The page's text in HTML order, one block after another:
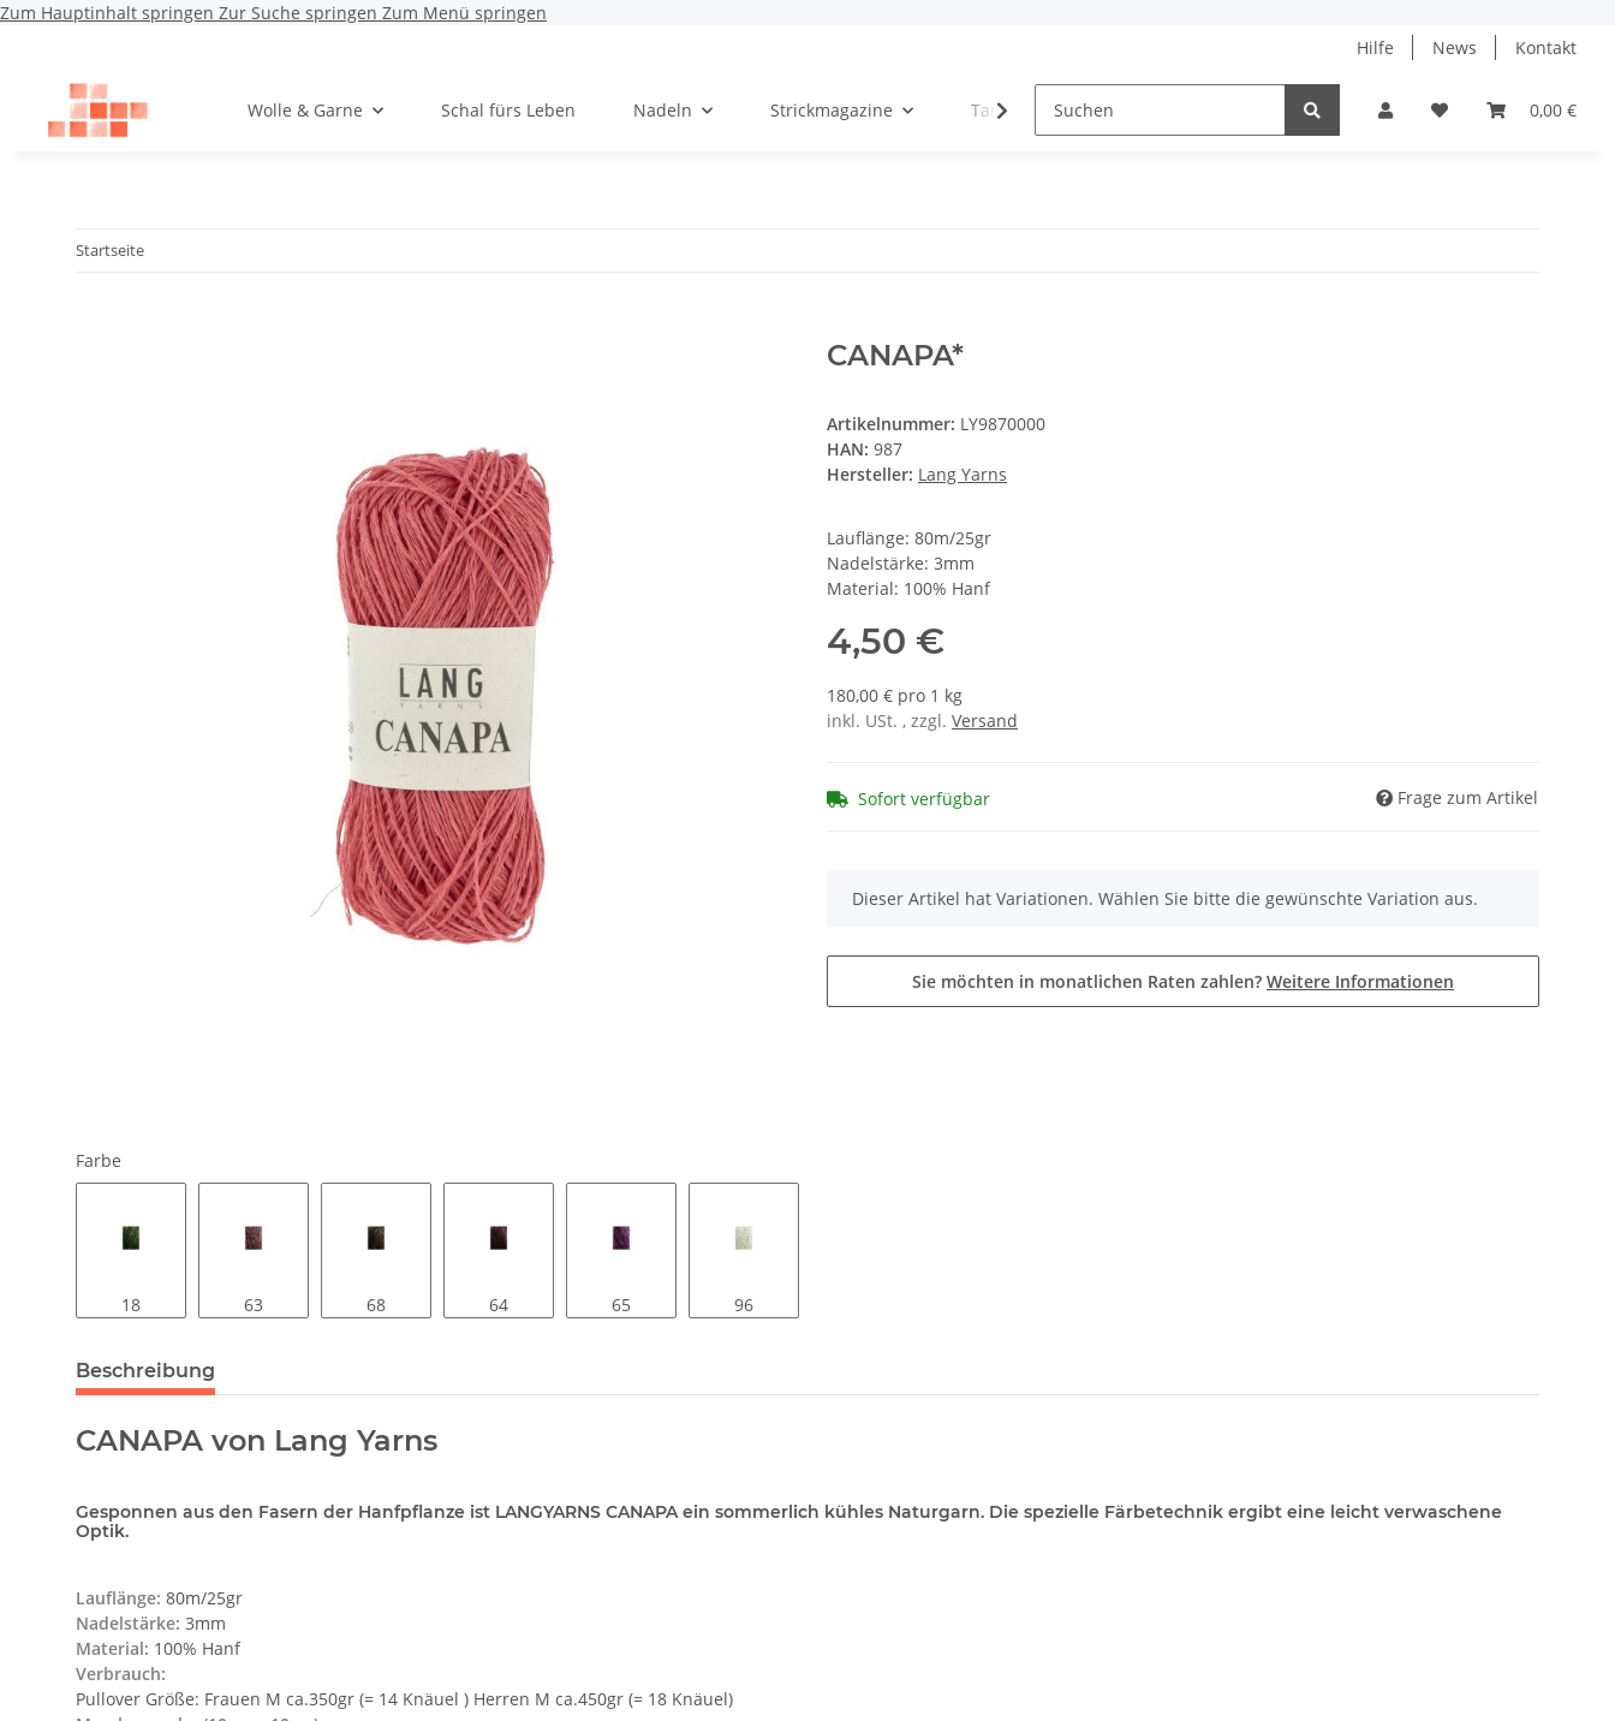
Zum Hauptinhalt springen Zur Suche springen Zum Menü springen
Hilfe News Kontakt
0,00 €
Wolle & Garne Schal fürs Leben Nadeln Strickmagazine Tanja Steinbach
Startseite
CANAPA*
Artikelnummer: LY9870000
HAN: 987
Hersteller: Lang Yarns
Lauflänge: 80m/25gr
Nadelstärke: 3mm
Material: 100% Hanf
4,50 €
180,00 € pro 1 kg
inkl. USt. , zzgl. Versand
Sofort verfügbar Frage zum Artikel
x
Dieser Artikel hat Variationen. Wählen Sie bitte die gewünschte Variation aus.
Sie möchten in monatlichen Raten zahlen? Weitere Informationen
Farbe
18 63 68 64 65 96
Beschreibung
CANAPA von Lang Yarns
Gesponnen aus den Fasern der Hanfpflanze ist LANGYARNS CANAPA ein sommerlich kühles Naturgarn. Die spezielle Färbetechnik ergibt eine leicht verwaschene
Optik.
Lauflänge: 80m/25gr
Nadelstärke: 3mm
Material: 100% Hanf
Verbrauch:
Pullover Größe: Frauen M ca.350gr (= 14 Knäuel ) Herren M ca.450gr (= 18 Knäuel)